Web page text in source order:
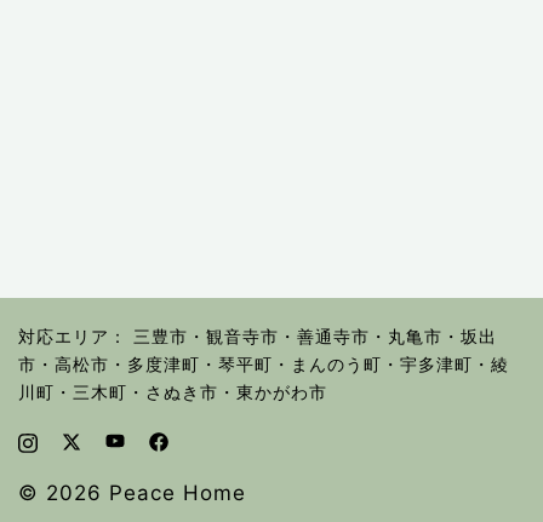
対応エリア： 三豊市・観音寺市・善通寺市・丸亀市・坂出
市・高松市・多度津町・琴平町・まんのう町・宇多津町・綾
川町・三木町・さぬき市・東かがわ市
© 2026 Peace Home